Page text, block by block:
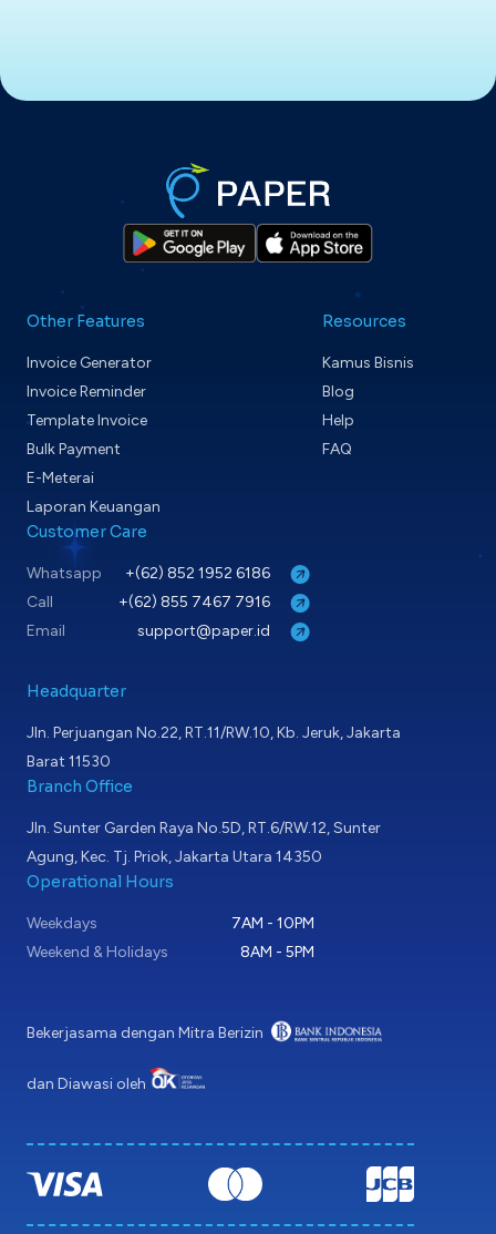
Other Features
Invoice Generator
Invoice Reminder
Template Invoice
Bulk Payment
E-Meterai
Laporan Keuangan
Resources
Kamus Bisnis
Blog
Help
FAQ
Customer Care
Whatsapp
+(62) 852 1952 6186
Call
+(62) 855 7467 7916
Email
support@paper.id
Headquarter
Jln. Perjuangan No.22, RT.11/RW.10, Kb. Jeruk, Jakarta
Barat 11530
Branch Office
Jln. Sunter Garden Raya No.5D, RT.6/RW.12, Sunter
Agung, Kec. Tj. Priok, Jakarta Utara 14350
Operational Hours
Weekdays
7AM - 10PM
Weekend & Holidays
8AM - 5PM
Bekerjasama dengan Mitra Berizin
dan Diawasi oleh